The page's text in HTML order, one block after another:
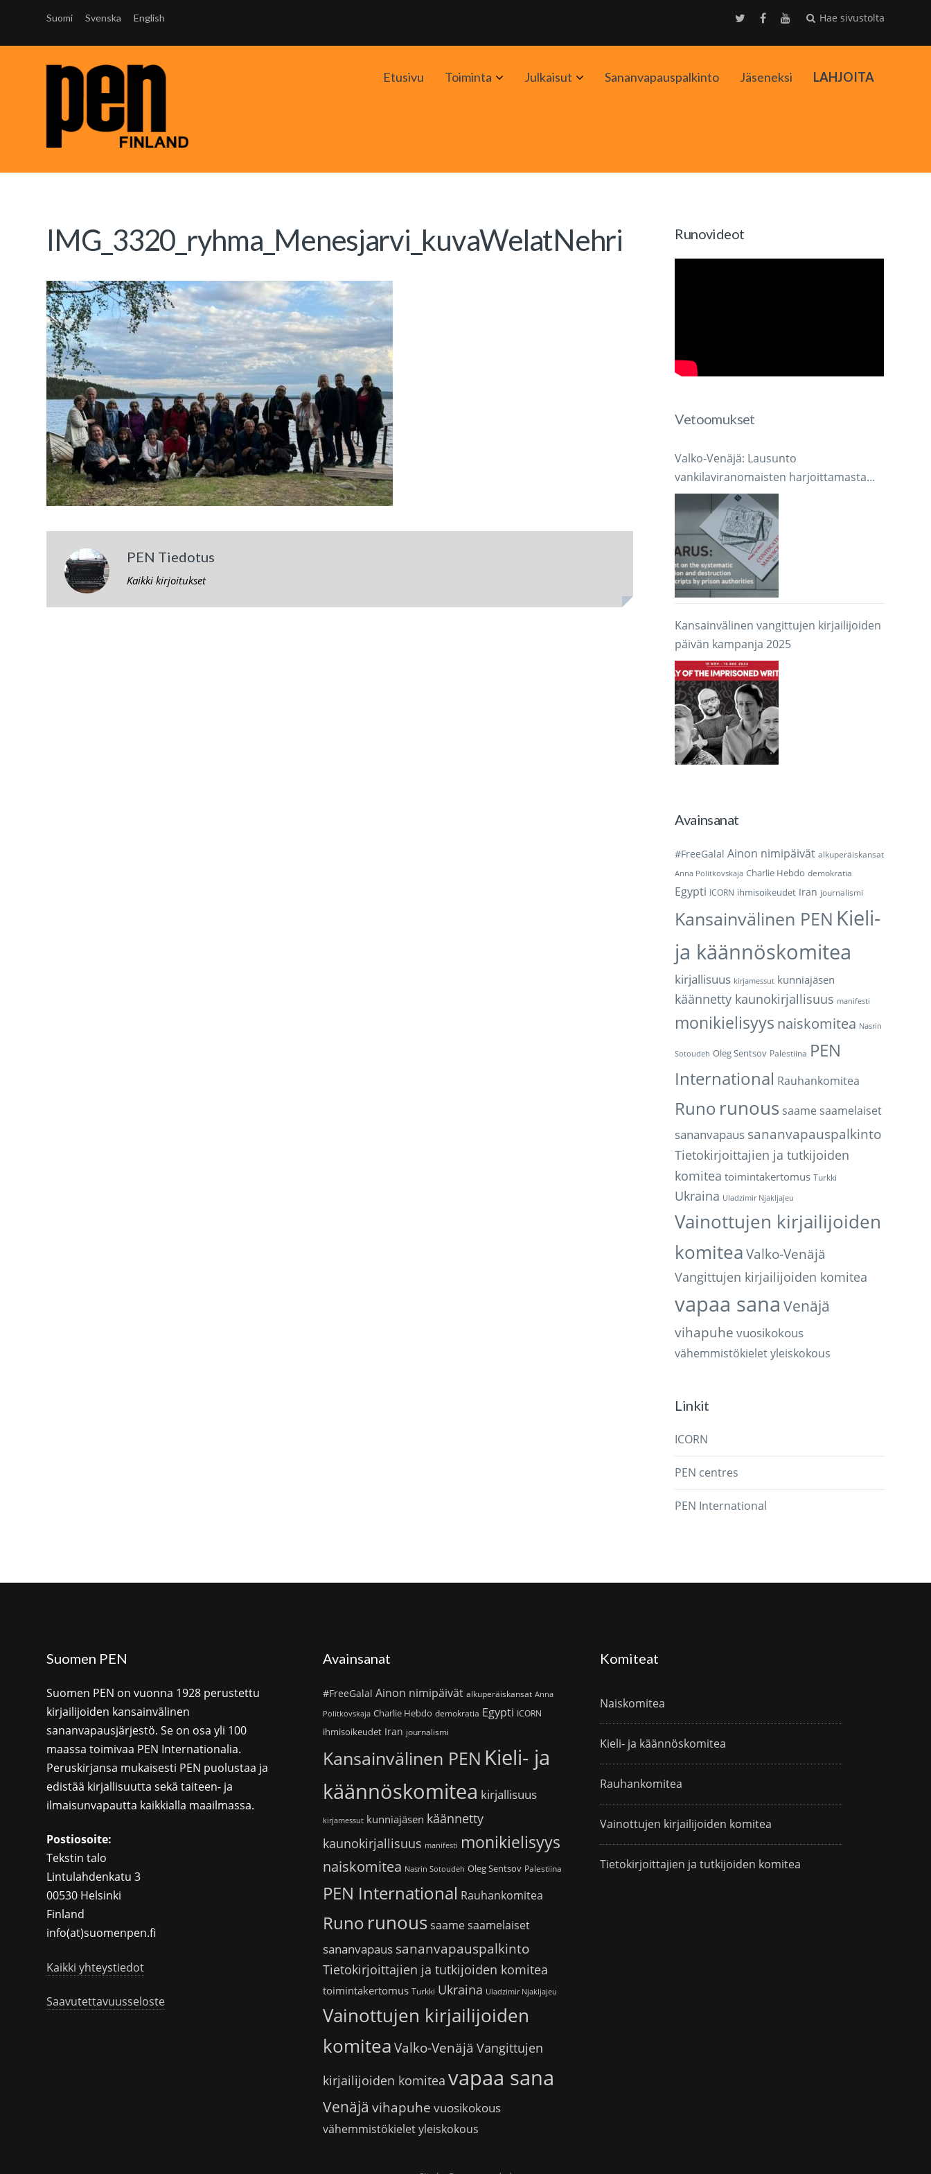
Suomi Svenska English Hae sivustolta
Etusivu Toiminta AvaaJulkaisut AvaaSananvapauspalkinto Jäseneksi LAHJOITA
IMG_3320_ryhma_Menesjarvi_kuvaWelatNehri
PEN Tiedotus
Kaikki kirjoitukset
Runovideot
Vetoomukset
Valko-Venäjä: Lausunto
vankilaviranomaisten harjoittamasta
järjestelmällisestä käsikirjoitusten
takavarikoinnista ja tuhoamisesta
Kansainvälinen vangittujen kirjailijoiden
päivän kampanja 2025
Avainsanat
#FreeGalal Ainon nimipäivät alkuperäiskansat
Anna Politkovskaja Charlie Hebdo demokratia
Egypti ICORN ihmisoikeudet Iran journalismi
Kansainvälinen PEN Kieli-
ja käännöskomitea
kirjallisuus kirjamessut kunniajäsen
käännetty kaunokirjallisuus manifesti
monikielisyys naiskomitea Nasrin
Sotoudeh Oleg Sentsov Palestiina PEN
International Rauhankomitea
Runo runous saame saamelaiset
sananvapaus sananvapauspalkinto
Tietokirjoittajien ja tutkijoiden
komitea toimintakertomus Turkki
Ukraina Uladzimir Njakljajeu
Vainottujen kirjailijoiden
komitea Valko-Venäjä
Vangittujen kirjailijoiden komitea
vapaa sana Venäjä
vihapuhe vuosikokous
vähemmistökieletyleiskokous
Linkit
ICORN
PEN centres
PEN International
Suomen PEN
Suomen PEN on vuonna 1928 perustettu
kirjailijoiden kansainvälinen
sananvapausjärjestö. Se on osa yli 100
maassa toimivaa PEN Internationalia.
Peruskirjansa mukaisesti PEN puolustaa ja
edistää kirjallisuutta sekä taiteen- ja
ilmaisunvapautta kaikkialla maailmassa.
Postiosoite:
Tekstin talo
Lintulahdenkatu 3
00530 Helsinki
Finland
info(at)suomenpen.fi
Kaikki yhteystiedot
Saavutettavuusseloste
Avainsanat
#FreeGalal Ainon nimipäivät alkuperäiskansat Anna
Politkovskaja Charlie Hebdo demokratia Egypti ICORN
ihmisoikeudet Iran journalismi
Kansainvälinen PEN Kieli- ja
käännöskomitea kirjallisuus
kirjamessut kunniajäsen käännetty
kaunokirjallisuus manifesti monikielisyys
naiskomitea Nasrin Sotoudeh Oleg Sentsov Palestiina
PEN International Rauhankomitea
Runo runoussaamesaamelaiset
sananvapaus sananvapauspalkinto
Tietokirjoittajien ja tutkijoiden komitea
toimintakertomus Turkki Ukraina Uladzimir Njakljajeu
Vainottujen kirjailijoiden
komitea Valko-Venäjä Vangittujen
kirjailijoiden komitea vapaa sana
Venäjä vihapuhe vuosikokous
vähemmistökieletyleiskokous
Komiteat
Naiskomitea
Kieli- ja käännöskomitea
Rauhankomitea
Vainottujen kirjailijoiden komitea
Tietokirjoittajien ja tutkijoiden komitea